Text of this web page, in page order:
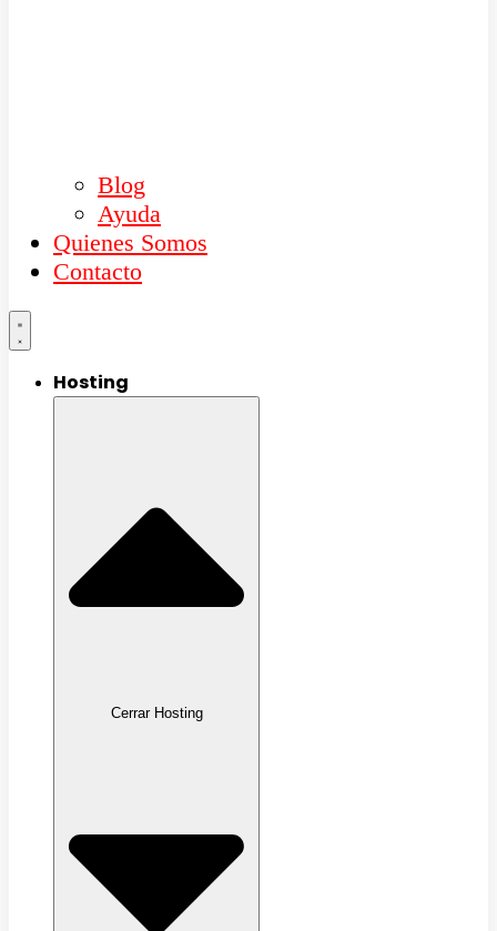
Blog
Ayuda
Quienes Somos
Contacto
Hosting
Cerrar Hosting